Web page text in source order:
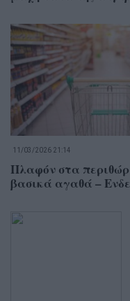
11/03/2026 21:14
Πλαφόν στα
βασικά αγαθά –